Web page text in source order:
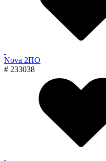
Nova 2ПО
# 233038